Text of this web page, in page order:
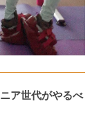
ア世代がやるべ